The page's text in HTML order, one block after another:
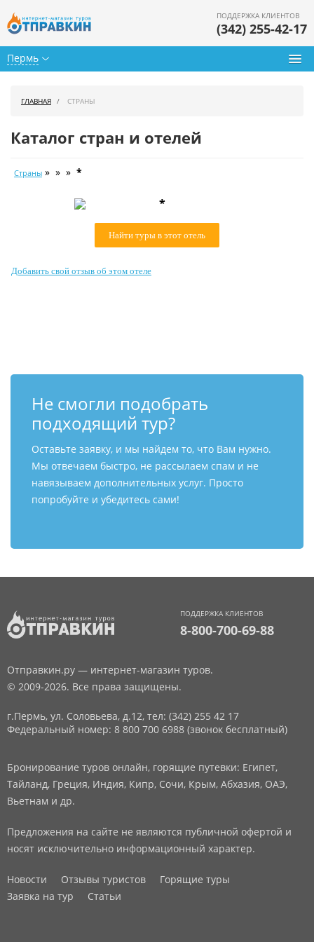
Пермь
ПОДДЕРЖКА КЛИЕНТОВ
(342) 255-42-17
Календарь туров
Как купить
ГЛАВНАЯ СТРАНЫ
Каталог стран и отелей
Страны » » » *
*
Найти туры в этот отель
Добавить свой отзыв об этом отеле
Не смогли подобрать
подходящий тур?
Оставьте заявку, и мы найдем то, что Вам нужно.
Мы отвечаем быстро, не рассылаем спам и не
навязываем дополнительных услуг. Просто
попробуйте и убедитесь сами!
ПОДДЕРЖКА КЛИЕНТОВ
8-800-700-69-88
Отправкин.ру — интернет-магазин туров.
© 2009-2026. Все права защищены.
г.Пермь, ул. Соловьева, д.12, тел: (342) 255 42 17
Федеральный номер: 8 800 700 6988 (звонок бесплатный)
Бронирование туров онлайн, горящие путевки: Египет,
Тайланд, Греция, Индия, Кипр, Сочи, Крым, Абхазия, ОАЭ,
Вьетнам и др.
Предложения на сайте не являются публичной офертой и
носят исключительно информационный характер.
Новости Отзывы туристов
Горящие туры
Заявка на тур
Статьи